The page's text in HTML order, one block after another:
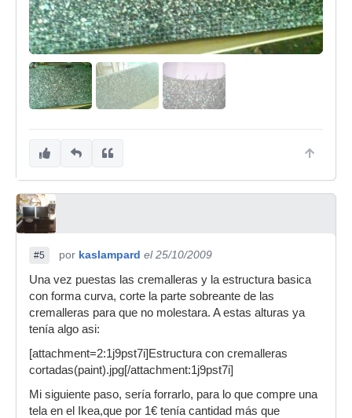
#5 por kaslampard el 25/10/2009
Una vez puestas las cremalleras y la estructura basica
con forma curva, corte la parte sobreante de las
cremalleras para que no molestara. A estas alturas ya
tenía algo asi:
[attachment=2:1j9pst7i]Estructura con cremalleras
cortadas(paint).jpg[/attachment:1j9pst7i]
Mi siguiente paso, sería forrarlo, para lo que compre una
tela en el Ikea,que por 1€ tenía cantidad más que